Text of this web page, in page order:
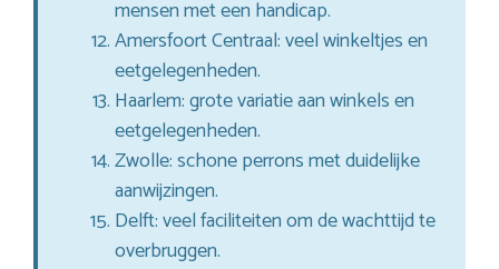
mensen met een handicap.
Amersfoort Centraal: veel winkeltjes en
eetgelegenheden.
Haarlem: grote variatie aan winkels en
eetgelegenheden.
Zwolle: schone perrons met duidelijke
aanwijzingen.
Delft: veel faciliteiten om de wachttijd te
overbruggen.